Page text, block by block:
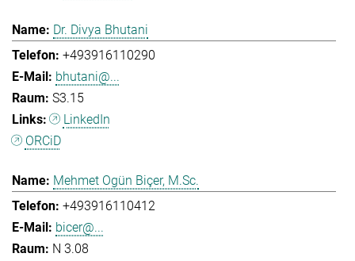
Dr. Divya Bhutani
+493916110290
bhutani@...
S3.15
LinkedIn
ORCiD
Mehmet Ogün Biçer, M.Sc.
+493916110412
bicer@...
N 3.08